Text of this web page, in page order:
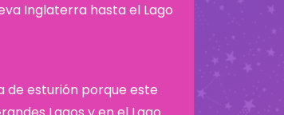
Inglaterra hasta el Lago
de esturión porque este